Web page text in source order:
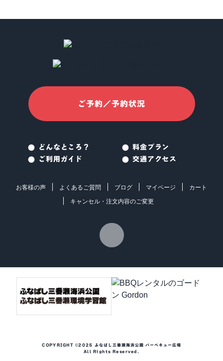
ご予約／予約状況
どんなところ？
料金プラン
ご利用ガイド
交通アクセス
お客様の声 よくあるご質問 ブログ マイページ
カート
キャンセル・注文内容のご変更
COPYRIGHT ©2025 ふなばし三番瀬海浜公園 バーベキュー広場
All Rights Reserved.